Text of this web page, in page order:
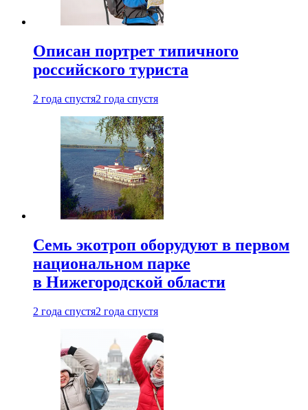
Описан портрет типичного
российского туриста
2 года спустя2 года спустя
Семь экотроп оборудуют в первом
национальном парке
в Нижегородской области
2 года спустя2 года спустя